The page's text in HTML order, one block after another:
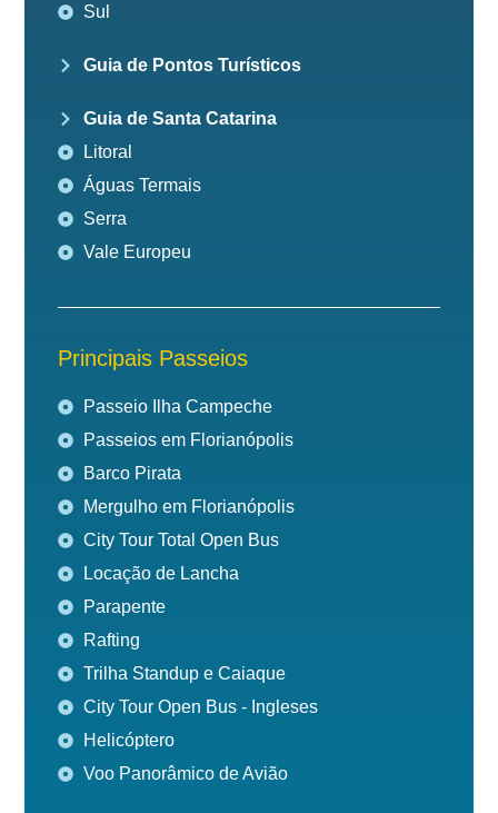
Sul
Guia de Pontos Turísticos
Guia de Santa Catarina
Litoral
Águas Termais
Serra
Vale Europeu
Principais Passeios
Passeio Ilha Campeche
Passeios em Florianópolis
Barco Pirata
Mergulho em Florianópolis
City Tour Total Open Bus
Locação de Lancha
Parapente
Rafting
Trilha Standup e Caiaque
City Tour Open Bus - Ingleses
Helicóptero
Voo Panorâmico de Avião